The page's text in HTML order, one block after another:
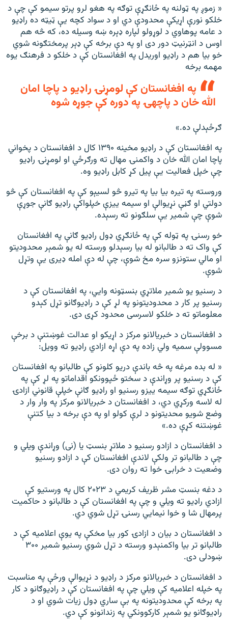
« زموږ په ټولنه په ځانګړې توګه په هغو لرو پرتو سیمو کې چې د
خلکو نورې اړیکې محدودې دي او د سواد کچه یې ټیټه ده راډیو
د عامه پوهاوي د لوړولو لپاره ډېره ښه وسیله ده، که څه هم
اوس د انټرنیټ دور دی او په دې برخه کې ډېر پرمختګونه شوي
خو بیا هم د راډیو اوریدل په افغانستان کې د خلکو د فرهنګ یوه
مهمه برخه
په افغانستان کې لومړنۍ راډیو د پاچا امان
الله خان د پاچهۍ په دوره کې جوړه شوه
ګرځېدلې ده.»
په افغانستان کې د راډیو مخینه ۱۳۹۰ کال د افغانستان د پخواني
پاچا امان الله خان د واکمنۍ مهال ته ورګرځي او لومړنۍ راډیو
چې خپل فعالیت یې پیل کړ کابل راډیو وه.
وروسته په تیره بیا بیا په تیرو څو لسیېو کې په افغانستان کې څو
دولتي او ګڼې نړیوالې او سیمه ییزې خپلواکې راډیو ګانې جوړې
شوې چې شمیر یې سلګونو ته رسېده.
خو رسنۍ په ټوله کې په ځانګړي ډول راډیو ګانې په افغانستان
کې واک ته د طالبانو له بیا رسېدلو ورسته له یو شمېر محدودیتو
او مالي ستونزو سره مخ شوې، چې له دې امله ډیری یې وتړل
شوې.
د رسنیو یو شمیر ملاتړي بنسټونه وايي، په افغانستان کې د
رسنیو پر کار د محدودیتونو په لړ کې د راډیوګانو تړل کېدو
معلوماتو ته د خلکو لاسرسی محدود کړی دی.
د افغانستان د خبریالانو مرکز د اړیکو او عدالت غوښتنې د برخې
مسوولې سمیه ولي زاده په دې اړه ازادي راډیو ته وویل:
« له بده مرغه په څه باندې دریو کلونو کې طالبانو په افغانستان
کې د رسنیو پر وړاندې د سختو ځپوونکو اقداماتو په لړ کې په
ځانګړي توګه سیمه ییزو رسنیو او راډیو ګانې خپلې قانوني ازادۍ
له لاسه ورکړي دي، د افغانستان د خبریالانو مرکز په وار وار د
وضع شویو محدیتونو د لرې کولو او په دې برخه د بیا کتنې
غوښتنه کړې ده.»
د افغانستان د ازادو رسنیو د ملاتړ بنسټ یا (نی) وړاندې ویلي و
چې د طالبانو تر ولکې لاندې افغانستان کې د ازادو رسنیو
وضعیت د خرابۍ خوا ته روان دی.
د دغه بنسټ مشر ظریف کریمي د ۲۰۲۳ کال په ورستیو کې
ازادي راډیو ته ویلي و چې په افغانستان کې د طالبانو د حاکمیت
پرمهال شا و خوا نیمايي رسنۍ تړل شوي دي.
د افغانستان د بیان د ازادۍ کور بیا مخکې په یوې اعلامیه کې د
طالبانو تر بیا واکمنېدو ورسته د تړل شوي رسنیو شمیر ۳۰۰
ښودلی دی.
د افغانستان د خبریالانو مرکز د راډیو د نړیوالې ورځې په مناسبت
په خپله اعلامیه کې ویلي چې په افغانستان کې د راډیوګانو د کار
په برخه کې محدودیتونه په بې ساري ډول زیات شوي او د
راډیوګانو یو شمېر کارکوونکي په زندانونو کې دي.